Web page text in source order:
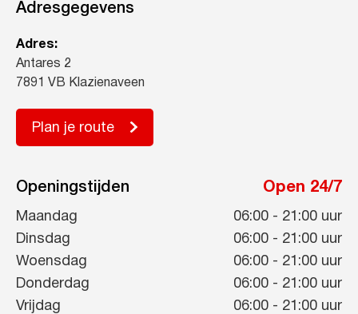
Adresgegevens
Adres:
Antares 2
7891 VB Klazienaveen
Plan je route
Openingstijden Open 24/7
Maandag 06:00 - 21:00 uur
Dinsdag
06:00 - 21:00 uur
Woensdag
06:00 - 21:00 uur
Donderdag
06:00 - 21:00 uur
Vrijdag
06:00 - 21:00 uur